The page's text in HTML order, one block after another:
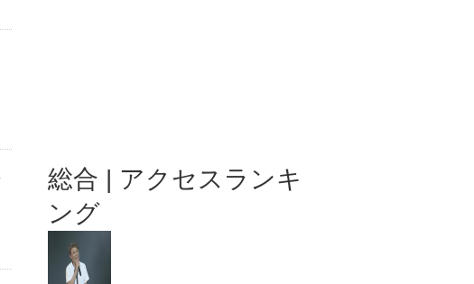
総合 | アクセスランキ
ング